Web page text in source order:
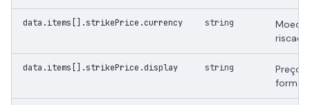
data.items[].strikePrice.currency string
data.items[].strikePrice.display string
Preço